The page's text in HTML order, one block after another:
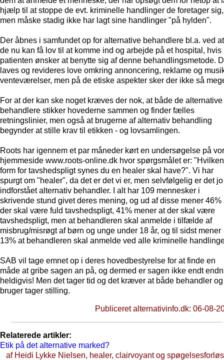
hjælp til at stoppe de evt. kriminelle handlinger de foretager sig,
men måske stadig ikke har lagt sine handlinger "på hylden".
Der åbnes i samfundet op for alternative behandlere bl.a. ved at
de nu kan få lov til at komme ind og arbejde på et hospital, hvis
patienten ønsker at benytte sig af denne behandlingsmetode.
laves og revideres love omkring annoncering, reklame og
venteværelser, men på de etiske aspekter sker der ikke så
For at der kan ske noget kræves der nok, at både de alternative
behandlere stikker hovederne sammen og finder fælles
retningslinier, men også at brugerne af alternativ behandling
begynder at stille krav til etikken - og lovsamlingen.
Roots har igennem et par måneder kørt en undersøgelse på
hjemmeside www.roots-online.dk hvor spørgsmålet er: "Hvilken
form for tavshedspligt synes du en healer skal have?". Vi har
spurgt om "healer", da det er det vi er, men selvfølgelig er det jo
indforstået alternativ behandler. I alt har 109 mennesker i
skrivende stund givet deres mening, og ud af disse mener 46%
der skal være fuld tavshedspligt, 41% mener at der skal være
tavshedspligt, men at behandleren skal anmelde i tilfælde af
misbrug/misrøgt af børn og unge under 18 år, og til sidst mener
13% at behandleren skal anmelde ved alle kriminelle
SAB vil tage emnet op i deres hovedbestyrelse for at finde en
måde at gribe sagen an på, og dermed er sagen ikke endt
heldigvis! Men det tager tid og det kræver at både behandler og
bruger tager stilling.
Publiceret alternativinfo.dk: 06-08-
Relaterede artikler:
Etik på det alternative marked?
af Heidi Lykke Nielsen, healer, clairvoyant og